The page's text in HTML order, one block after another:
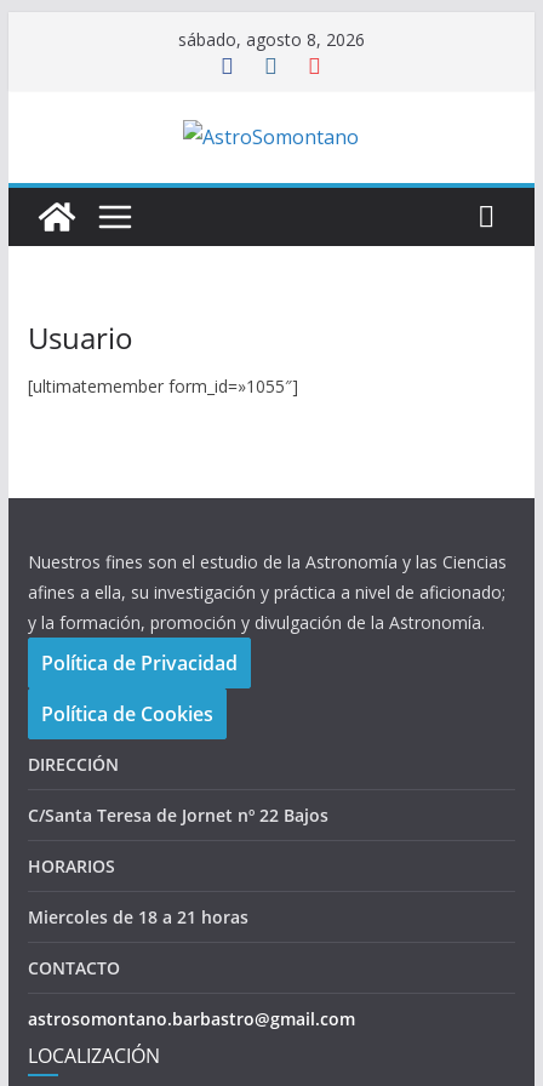
sábado, agosto 8, 2026
Usuario
[ultimatemember form_id=»1055″]
Nuestros fines son el estudio de la Astronomía y las Ciencias
afines a ella, su investigación y práctica a nivel de aficionado;
y la formación, promoción y divulgación de la Astronomía.
Política de Privacidad
Política de Cookies
DIRECCIÓN
C/Santa Teresa de Jornet nº 22 Bajos
HORARIOS
Miercoles de 18 a 21 horas
CONTACTO
astrosomontano.barbastro@gmail.com
LOCALIZACIÓN